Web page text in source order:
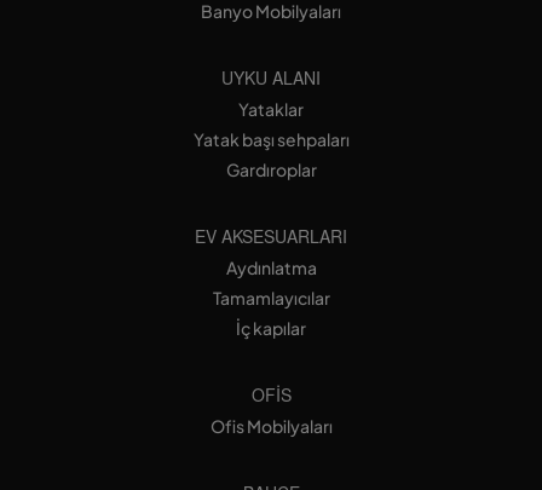
Banyo Mobilyaları
UYKU ALANI
Yataklar
Yatak başı sehpaları
Gardıroplar
EV AKSESUARLARI
Aydınlatma
Tamamlayıcılar
İç kapılar
OFIS
Ofis Mobilyaları